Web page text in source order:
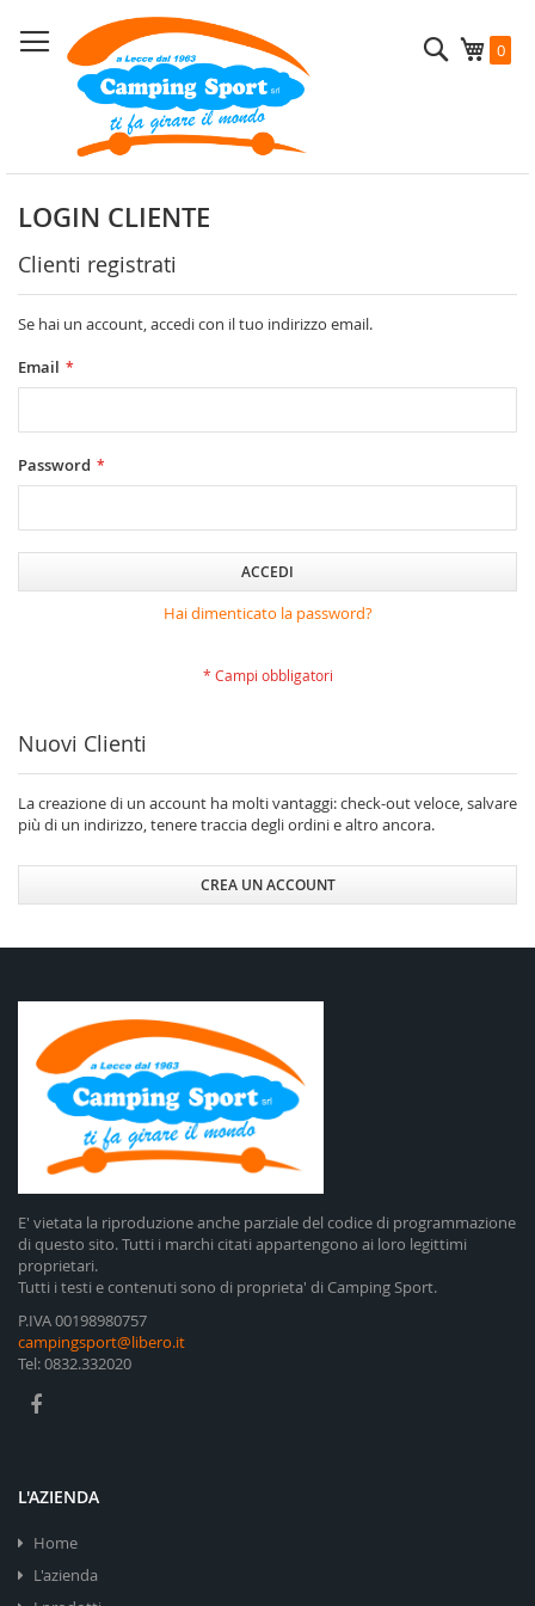
al
contenuto
0
Cerca
LOGIN CLIENTE
Clienti registrati
Se hai un account, accedi con il tuo indirizzo email.
Email
Password
ACCEDI
Hai dimenticato la password?
Nuovi Clienti
La creazione di un account ha molti vantaggi: check-out veloce, salvare
più di un indirizzo, tenere traccia degli ordini e altro ancora.
CREA UN ACCOUNT
E' vietata la riproduzione anche parziale del codice di programmazione
di questo sito. Tutti i marchi citati appartengono ai loro legittimi
proprietari.
Tutti i testi e contenuti sono di proprieta' di Camping Sport.
P.IVA 00198980757
campingsport@libero.it
Tel: 0832.332020
L'AZIENDA
Home
L'azienda